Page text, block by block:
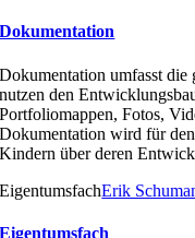
Dokumentation
Dokumentation umfasst
nutzen den
Portfoliomappen, Fotos,
Dokumentation wird für
Kindern über deren
EigentumsfachErik
Eigentumsfach